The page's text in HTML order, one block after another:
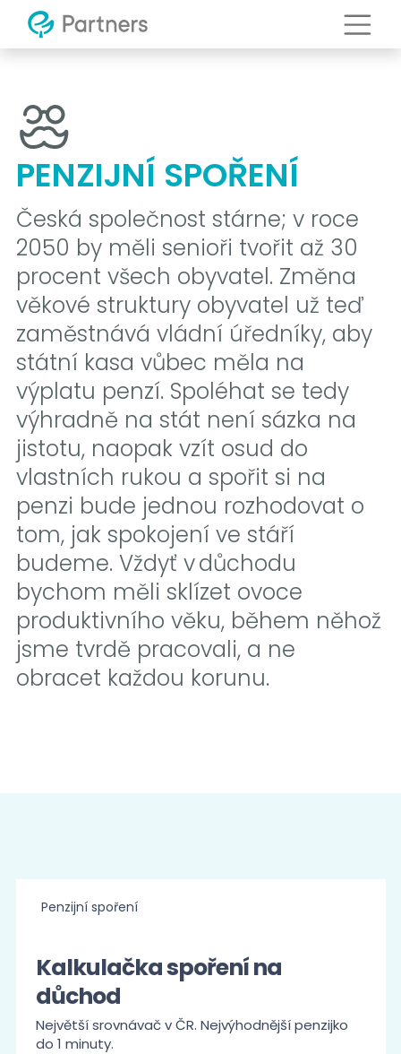
PENZIJNÍ SPOŘENÍ
Česká společnost stárne; v roce
2050 by měli senioři tvořit až 30
procent všech obyvatel. Změna
věkové struktury obyvatel už teď
zaměstnává vládní úředníky, aby
státní kasa vůbec měla na
výplatu penzí. Spoléhat se tedy
výhradně na stát není sázka na
jistotu, naopak vzít osud do
vlastních rukou a spořit si na
penzi bude jednou rozhodovat o
tom, jak spokojení ve stáří
budeme. Vždyť v důchodu
bychom měli sklízet ovoce
produktivního věku, během něhož
jsme tvrdě pracovali, a ne
obracet každou korunu.